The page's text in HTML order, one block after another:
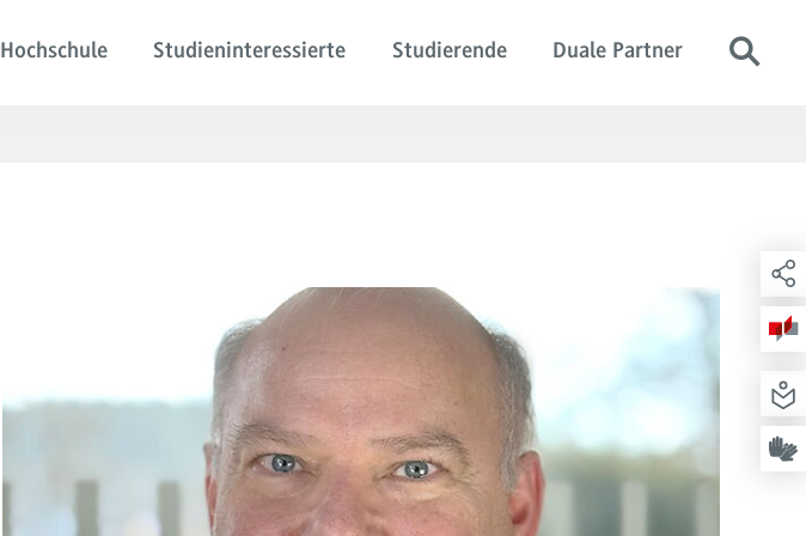
Hochschule Studieninteressierte Studierende Duale Partner